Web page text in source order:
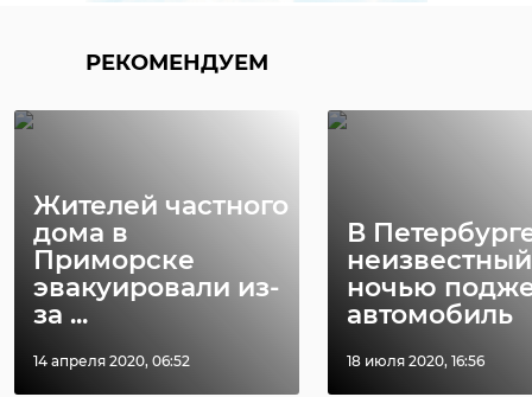
РЕКОМЕНДУЕМ
Жителей частного
дома в
Приморске
эвакуировали из-
за ...
14 апреля 2020, 06:52
В
неизвестный
ночью
автомобиль
18 июля 2020, 16:56
Вещи первой необходимости для
пострадавших собирали и в
Сосновом Бору в рамках
всероссийской акции «Мы
вместе». Городская
гуманитарной помощи в